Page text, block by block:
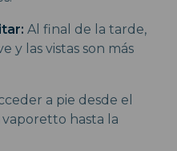
Al final de la tarde,
y las vistas son más
a pie desde el
hasta la